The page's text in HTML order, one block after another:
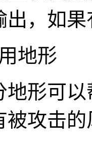
出，如
地形
地形可
被攻击